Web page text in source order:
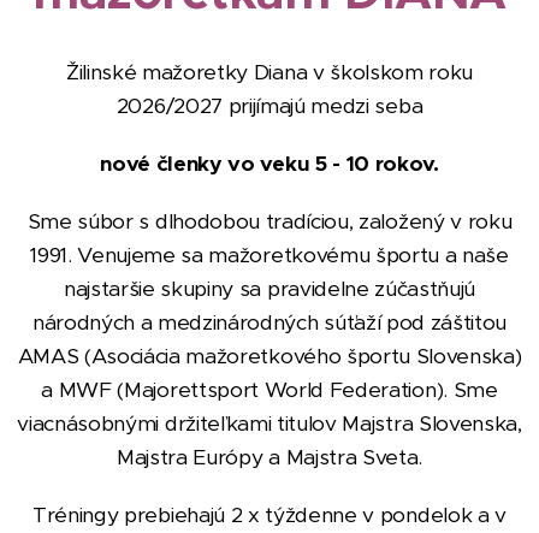
Žilinské mažoretky Diana v školskom roku
2026/2027 prijímajú medzi seba
nové členky vo veku 5 - 10 rokov.
Sme súbor s dlhodobou tradíciou, založený v roku
1991. Venujeme sa mažoretkovému športu a naše
najstaršie skupiny sa pravidelne zúčastňujú
národných a medzinárodných súťaží pod záštitou
AMAS (Asociácia mažoretkového športu Slovenska)
a MWF (Majorettsport World Federation). Sme
viacnásobnými držiteľkami titulov Majstra Slovenska,
Majstra Európy a Majstra Sveta.
Tréningy prebiehajú 2 x týždenne v pondelok a v